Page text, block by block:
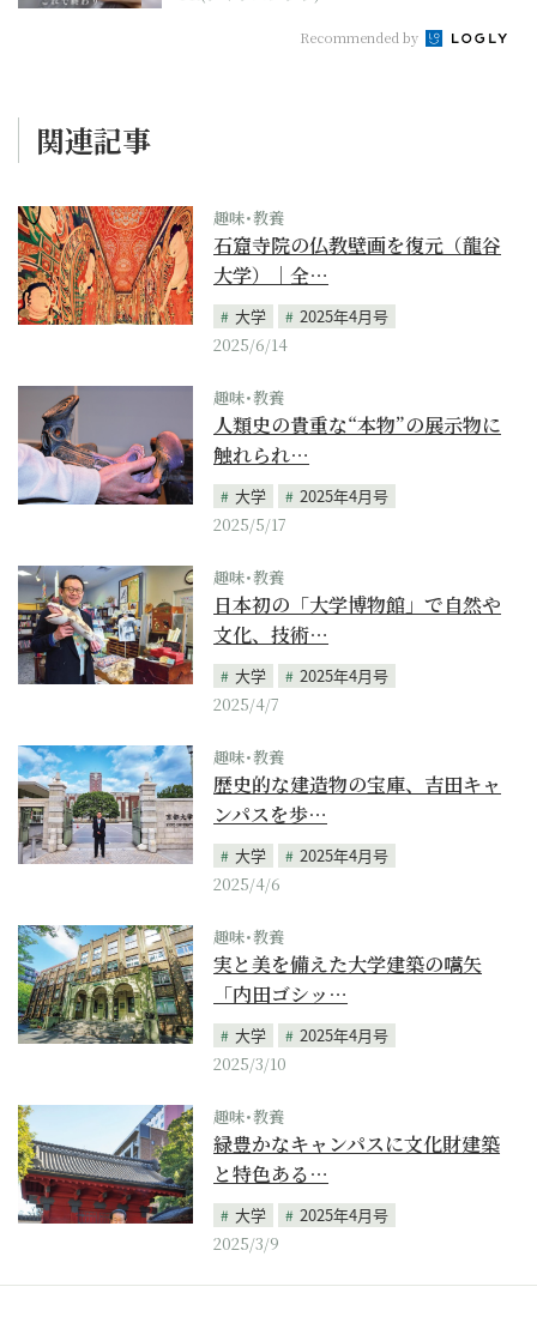
Recommended by
関連記事
趣味･教養
石窟寺院の仏教壁画を復元（龍谷
大学）｜全…
大学
2025年4月号
2025/6/14
趣味･教養
人類史の貴重な“本物”の展示物に
触れられ…
大学
2025年4月号
2025/5/17
趣味･教養
日本初の「大学博物館」で自然や
文化、技術…
大学
2025年4月号
2025/4/7
趣味･教養
歴史的な建造物の宝庫、吉田キャ
ンパスを歩…
大学
2025年4月号
2025/4/6
趣味･教養
実と美を備えた大学建築の嚆矢
「内田ゴシッ…
大学
2025年4月号
2025/3/10
趣味･教養
緑豊かなキャンパスに文化財建築
と特色ある…
大学
2025年4月号
2025/3/9